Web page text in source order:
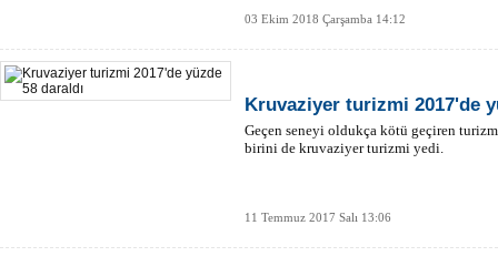
03 Ekim 2018 Çarşamba 14:12
Kruvaziyer turizmi 2017'de
Geçen seneyi oldukça kötü geçiren
birini de kruvaziyer turizmi yedi.
11 Temmuz 2017 Salı 13:06